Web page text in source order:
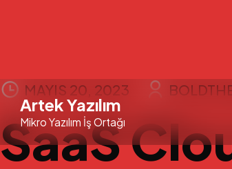
Skip
content
Artek Yazılım
Mikro Yazılım İş Ortağı
MAYIS 20, 2023
SaaS